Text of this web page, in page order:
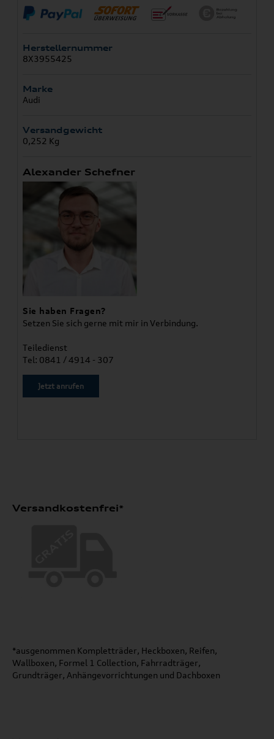
Herstellernummer
8X3955425
Marke
Audi
Versandgewicht
0,252 Kg
Alexander Schefner
Sie haben Fragen?
Setzen Sie sich gerne mit mir in Verbindung.
Teiledienst
Tel: 0841 / 4914 - 307
Jetzt anrufen
Versandkostenfrei*
*ausgenommen Kompletträder, Heckboxen, Reifen,
Wallboxen, Formel 1 Collection, Fahrradträger,
Grundträger, Anhängevorrichtungen und Dachboxen